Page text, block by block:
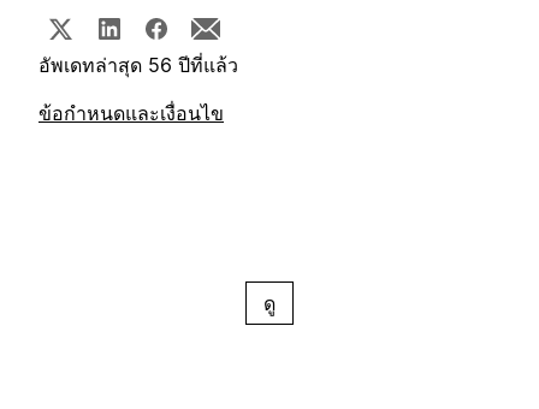
อัพเดทล่าสุด 56 ปีที่แล้ว
ข้อกำหนดและเงื่อนไข
ดู